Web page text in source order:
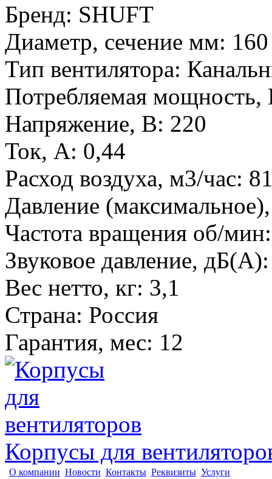
Бренд: SHUFT
Диаметр, сечение мм: 160
Тип вентилятора:
Потребляемая мощность,
Напряжение, В: 220
Ток, А: 0,44
Расход воздуха, м3/час:
Давление
Частота вращения об/мин
Звуковое давление, дБ(А)
Вес нетто, кг: 3,1
Страна: Россия
Гарантия, мес: 12
Корпусы для
О компании Новости Контакты Реквизиты Услуги